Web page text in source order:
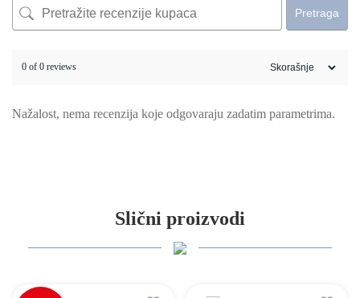
Pretraga
0 of 0 reviews
Nažalost, nema recenzija koje odgovaraju zadatim parametrima.
Slični proizvodi